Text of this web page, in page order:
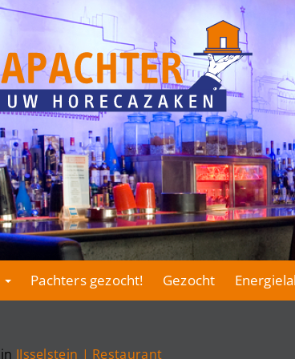
Pachters gezocht! Gezocht
in IJsselstein | Restaurant